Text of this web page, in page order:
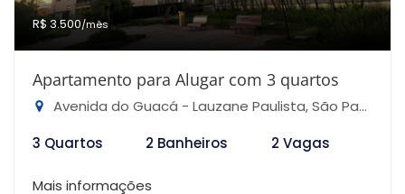
R$ 3.500/mês
Apartamento para Alugar com 3 quartos
Avenida do Guacá - Lauzane Paulista, São Paulo-SP
3 Quartos
2 Banheiros 2 Vagas
Mais informações